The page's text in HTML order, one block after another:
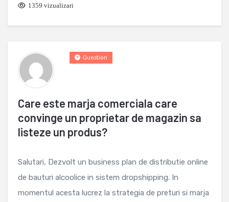
1359 vizualizari
Care este marja comerciala care
convinge un proprietar de magazin sa
listeze un produs?
Question
Salutari, Dezvolt un business plan de distributie online
de bauturi alcoolice in sistem dropshipping. In
momentul acesta lucrez la strategia de preturi si marja